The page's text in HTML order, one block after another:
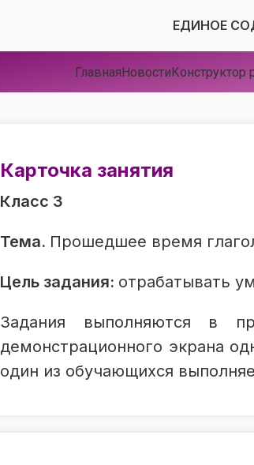
ЕДИНОЕ
ГлавнаяНовостиКонструктор
Карточка занятия
Класс 3
Тема. Прошедшее время
Цель задания: отрабатывать
Задания выполняются в
демонстрационного экрана
один из обучающихся